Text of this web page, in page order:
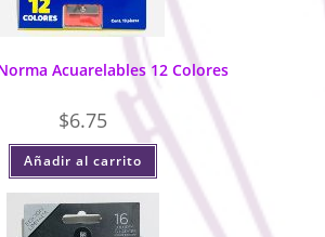
Acuarelables 12 Colores
$6.75
Añadir al carrito